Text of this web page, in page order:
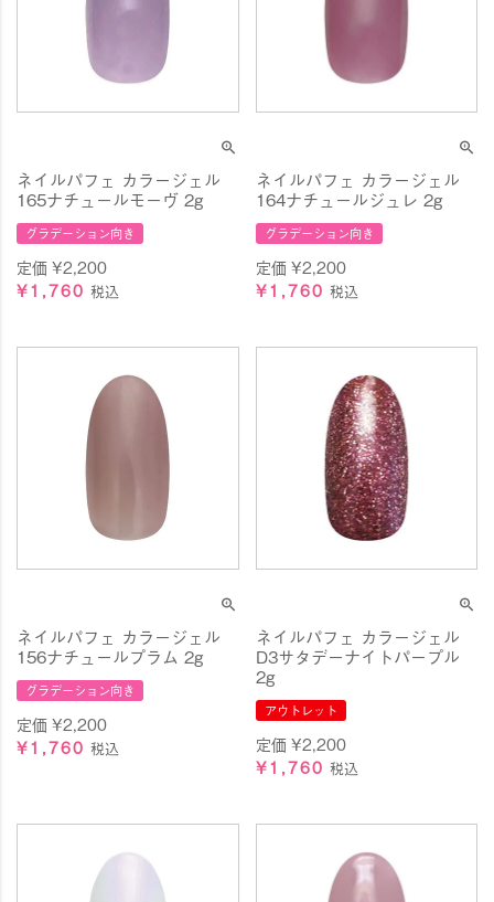
ネイルパフェ カラージェル
165ナチュールモーヴ 2g
グラデーション向き
定価¥2,200
¥1,760 税込
ネイルパフェ カラージェル
164ナチュールジュレ 2g
グラデーション向き
定価 ¥2,200
¥1,760 税込
ネイルパフェ カラージェル
156ナチュールプラム 2g
グラデーション向き
定価¥2,200
¥1,760 税込
ネイルパフェ カラージェル
D3サタデーナイトパープル
2g
アウトレット
定価 ¥2,200
¥1,760 税込